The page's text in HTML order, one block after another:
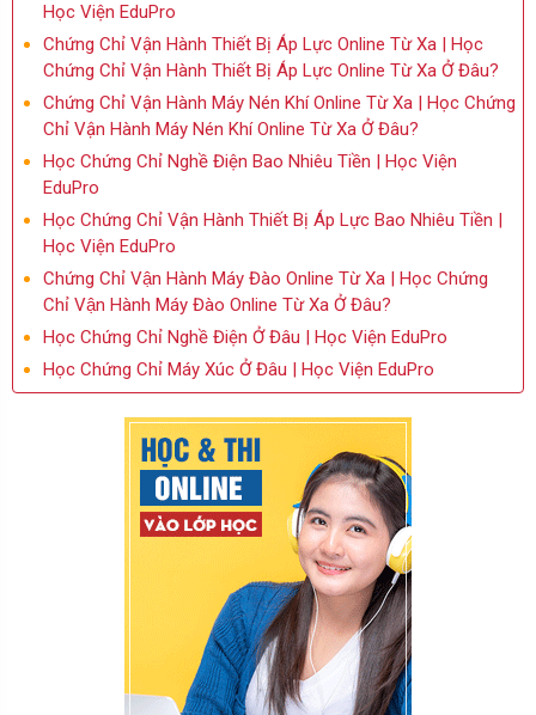
Học Viện EduPro
Chứng Chỉ Vận Hành Thiết Bị Áp Lực Online Từ Xa | Học
Chứng Chỉ Vận Hành Thiết Bị Áp Lực Online Từ Xa Ở Đâu?
Chứng Chỉ Vận Hành Máy Nén Khí Online Từ Xa | Học Chứng
Chỉ Vận Hành Máy Nén Khí Online Từ Xa Ở Đâu?
Học Chứng Chỉ Nghề Điện Bao Nhiêu Tiền | Học Viện
EduPro
Học Chứng Chỉ Vận Hành Thiết Bị Áp Lực Bao Nhiêu Tiền |
Học Viện EduPro
Chứng Chỉ Vận Hành Máy Đào Online Từ Xa | Học Chứng
Chỉ Vận Hành Máy Đào Online Từ Xa Ở Đâu?
Học Chứng Chỉ Nghề Điện Ở Đâu | Học Viện EduPro
Học Chứng Chỉ Máy Xúc Ở Đâu | Học Viện EduPro